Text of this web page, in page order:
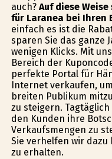
auch? Auf diese
für Laranea bei Ihren
einfach es ist die
sparen Sie das ganze
wenigen Klicks. Mit
Bereich der
perfekte Portal für
Internet verkaufen,
breiten Publikum
zu steigern.
den Kunden ihre
Verkaufsmengen zu
Sie verhelfen wir
zu erhalten.